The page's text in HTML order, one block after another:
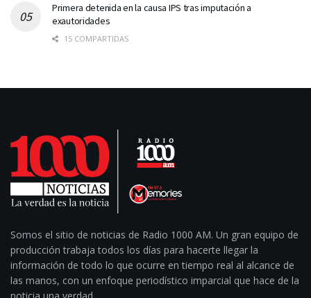
Primera detenida en la causa IPS tras imputación a
exautoridades
15 COMPARTIDAS
Somos el sitio de noticias de Radio 1000 AM. Un gran equipo de
producción trabaja todos los días para hacerte llegar la
información de todo lo que ocurre en tiempo real al alcance de
las manos, con un enfoque periodístico imparcial que hace de la